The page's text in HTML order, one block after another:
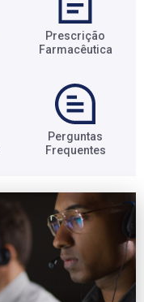
Prescrição
Farmacêutica​
Perguntas
Frequentes​